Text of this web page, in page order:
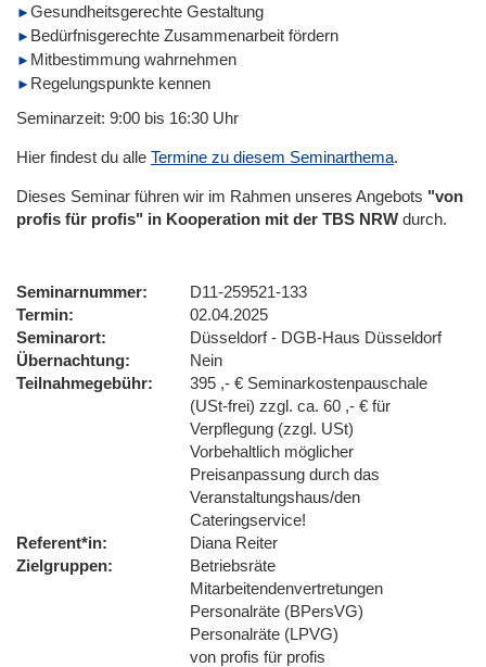
Gesundheitsgerechte Gestaltung
Bedürfnisgerechte Zusammenarbeit fördern
Mitbestimmung wahrnehmen
Regelungspunkte kennen
Seminarzeit: 9:00 bis 16:30 Uhr
Hier findest du alle Termine zu diesem Seminarthema.
Dieses Seminar führen wir im Rahmen unseres Angebots "von
profis für profis" in Kooperation mit der TBS NRW durch.
Seminarnummer
D11-259521-133
Termin
02.04.2025
Seminarort
Düsseldorf - DGB-Haus Düsseldorf
Übernachtung
Nein
Teilnahmegebühr
395 ,- € Seminarkostenpauschale
(USt-frei) zzgl. ca. 60 ,- € für
Verpflegung (zzgl. USt)
Vorbehaltlich möglicher
Preisanpassung durch das
Veranstaltungshaus/den
Cateringservice!
Referent*in
Diana Reiter
Zielgruppen
Betriebsräte
Mitarbeitendenvertretungen
Personalräte (BPersVG)
Personalräte (LPVG)
von profis für profis